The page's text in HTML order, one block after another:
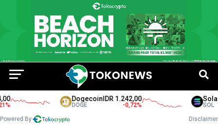
%
DogecoinIDR 1.242,00
DOGE -0,72% SOL
Powered By Disclaimer